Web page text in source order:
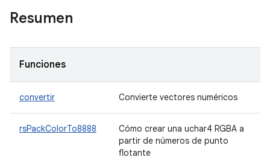
Resumen
Funciones
convertir Convierte vectores numéricos
rsPackColorTo8888
Cómo crear una uchar4 RGBA a
partir de números de punto
flotante